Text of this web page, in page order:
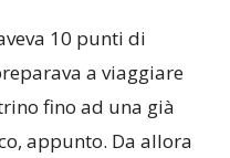
10 punti di
a viaggiare
fino ad una già
appunto. Da allora